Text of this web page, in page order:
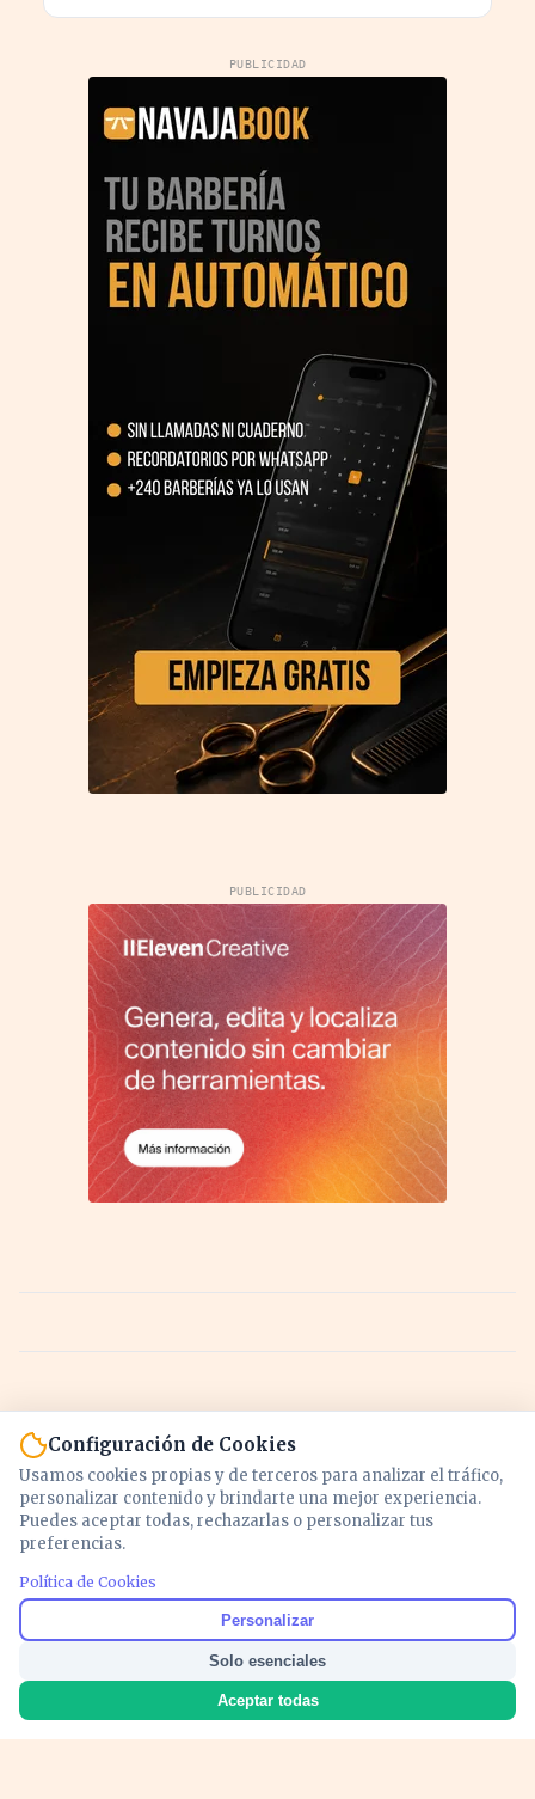
fallecimiento.
PUBLICIDAD
PUBLICIDAD
Noticias y análisis de economía, mercados,
inversión y política. Información actualizada
para entender lo que mueve tu dinero y tu
país.
Configuración de Cookies
Usamos cookies propias y de terceros para analizar el tráfico,
personalizar contenido y brindarte una mejor experiencia.
Puedes aceptar todas, rechazarlas o personalizar tus
preferencias.
Política de Cookies
Personalizar
Solo esenciales
Aceptar todas